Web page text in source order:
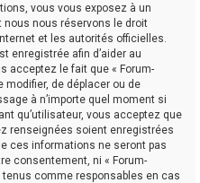
vous vous exposez à un
nous réservons le droit
et les autorités officielles.
enregistrée afin d’aider au
acceptez le fait que « Forum-
modifier, de déplacer ou de
à n’importe quel moment si
qu’utilisateur, vous acceptez que
renseignées soient enregistrées
ces informations ne seront pas
consentement, ni « Forum-
tenus comme responsables en cas